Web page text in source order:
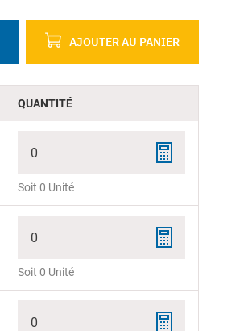
AJOUTER AU PANIER
QUANTITÉ
0
Soit 0 Unité
0
Soit 0 Unité
0